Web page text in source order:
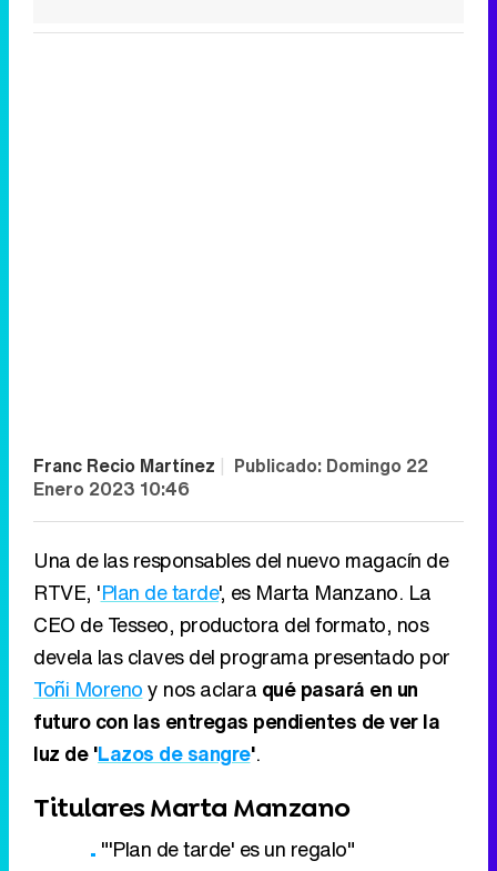
Franc Recio Martínez | Publicado: Domingo 22
Enero 2023 10:46
Una de las responsables del nuevo magacín de
RTVE, 'Plan de tarde', es Marta Manzano. La
CEO de Tesseo, productora del formato, nos
devela las claves del programa presentado por
Toñi Morenoy nos aclara qué pasará en un
futuro con las entregas pendientes de ver la
luz de 'Lazos de sangre'.
Titulares Marta Manzano
"'Plan de tarde' es un regalo"